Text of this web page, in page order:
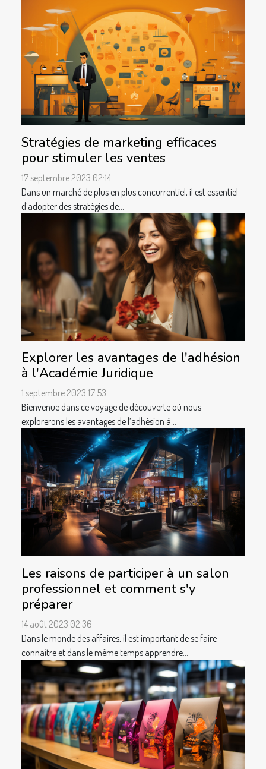
Stratégies de marketing efficaces
pour stimuler les ventes
17 septembre 2023 02:14
Dans un marché de plus en plus concurrentiel, il est essentiel
d’adopter des stratégies de...
Explorer les avantages de l'adhésion
à l'Académie Juridique
1 septembre 2023 17:53
Bienvenue dans ce voyage de découverte où nous
explorerons les avantages de l’adhésion à...
Les raisons de participer à un salon
professionnel et comment s'y
préparer
14 août 2023 02:36
Dans le monde des affaires, il est important de se faire
connaître et dans le même temps apprendre...